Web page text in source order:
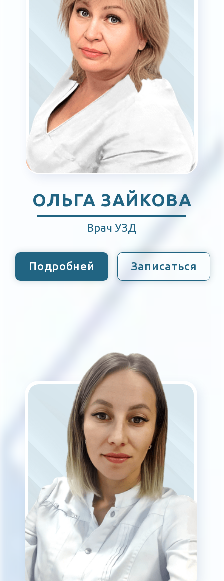
ГАЛЕРЕЯ ЛИЦЕНЗИИ
(34551) 5-99-60
ИНН 7224090500, ОГРН 1247200009440
офертой. Стоимость услуг, их наличие и подробные характеристики
уточняйте у представителей МРТ МИР, используя средства связи,
ВРАЧИ
КОНТАКТЫ
ИМЕЮТСЯ ПРОТИВОПОКАЗАНИЯ.
НЕОБХОДИМО
ПРОКОНСУЛЬТИРОВАТЬСЯ СО
СПЕЦИАЛИСТОМ